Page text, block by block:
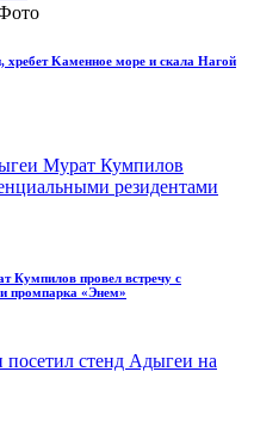
Κамeннoе мopе и скалa Нaгoй
провел встречу с
промпарка «Энем»